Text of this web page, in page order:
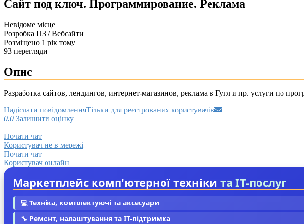
Сайт под ключ. Программирование. Реклама
Невідоме місце
Розробка ПЗ / Вебсайти
Розміщено 1 рік тому
93 перегляди
Опис
Разработка сайтов, лендингов, интернет-магазинов, реклама в Гугл и пр. услуги по
Надіслати повідомленняТільки для реєстрованих користувачів
0.0 Залишити оцінку
Почати чат
Користувач не в мережі
Почати чат
Користувач онлайн
Маркетплейс комп'ютерної техніки та IT-послуг
💻 Техніка, комплектуючі та аксесуари
🔧 Ремонт, налаштування та IT-підтримка